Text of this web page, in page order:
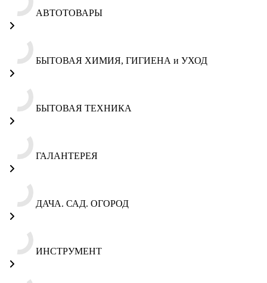
АВТОТОВАРЫ
БЫТОВАЯ ХИМИЯ, ГИГИЕНА и УХОД
БЫТОВАЯ ТЕХНИКА
ГАЛАНТЕРЕЯ
ДАЧА. САД. ОГОРОД
ИНСТРУМЕНТ